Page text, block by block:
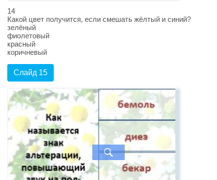
14
Какой цвет получится, если смешать жёлтый и синий?
зелёный
фиолетовый
красный
коричневый
Слайд 15